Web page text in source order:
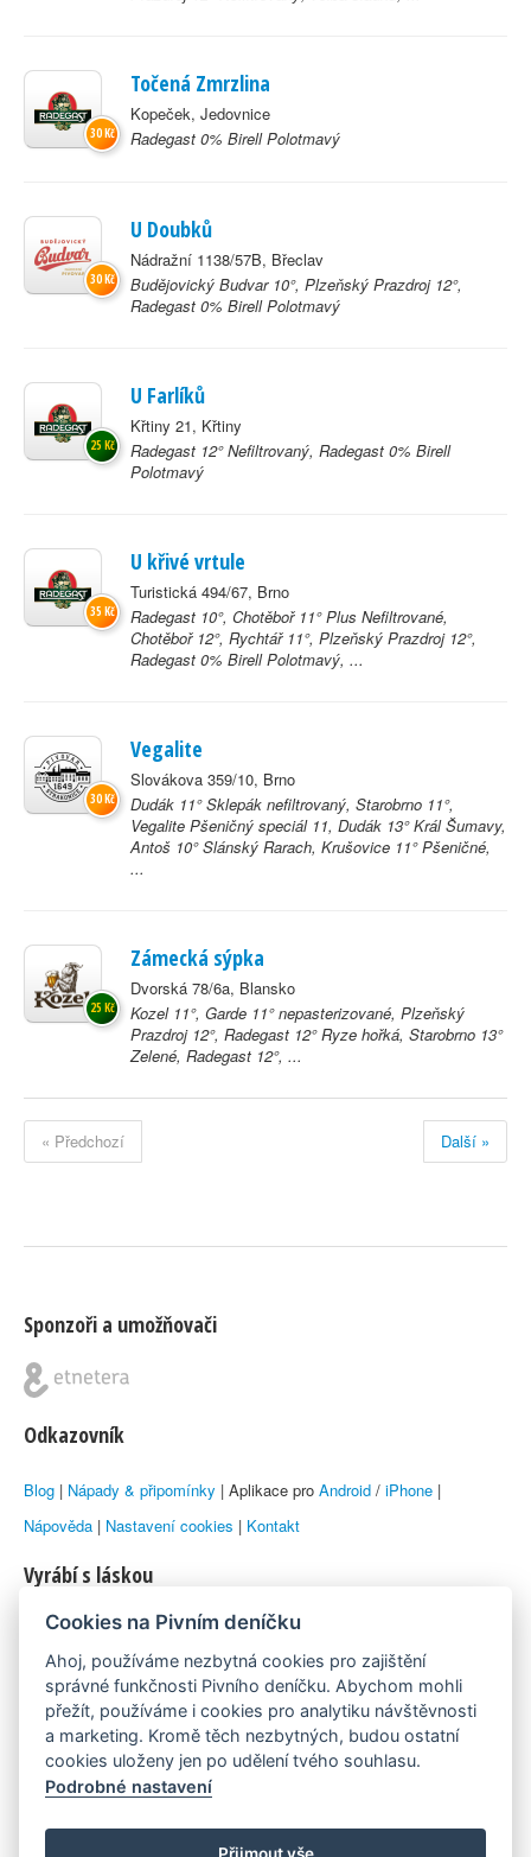
Točená Zmrzlina
Kopeček, Jedovnice
Radegast 0% Birell Polotmavý
30 Kč
U Doubků
Nádražní 1138/57B, Břeclav
Budějovický Budvar 10°, Plzeňský Prazdroj 12°,
Radegast 0% Birell Polotmavý
30 Kč
U Farlíků
Křtiny 21, Křtiny
Radegast 12° Nefiltrovaný, Radegast 0% Birell
Polotmavý
25 Kč
U křivé vrtule
Turistická 494/67, Brno
Radegast 10°, Chotěboř 11° Plus Nefiltrované,
Chotěboř 12°, Rychtář 11°, Plzeňský Prazdroj 12°,
Radegast 0% Birell Polotmavý, ...
35 Kč
Vegalite
Slovákova 359/10, Brno
Dudák 11° Sklepák nefiltrovaný, Starobrno 11°,
Vegalite Pšeničný speciál 11, Dudák 13° Král Šumavy,
Antoš 10° Slánský Rarach, Krušovice 11° Pšeničné,
...
30 Kč
Zámecká sýpka
Dvorská 78/6a, Blansko
Kozel 11°, Garde 11° nepasterizované, Plzeňský
Prazdroj 12°, Radegast 12° Ryze hořká, Starobrno 13°
Zelené, Radegast 12°, ...
25 Kč
« Předchozí Další »
Sponzoři a umožňovači
Odkazovník
Blog | Nápady & připomínky | Aplikace pro Android / iPhone |
Nápověda | Nastavení cookies | Kontakt
Vyrábí s láskou
© 2010–2026 byLukáš Zemanaka Emka
Máme rádi
Pivní.info
Poznámka pod čarou
Pivní deníček je nezávislý zdroj, který není spjat s žádným
Cookies na Pivním deníčku
Ahoj, používáme nezbytná cookies pro zajištění
správné funkčnosti Pivního deníčku. Abychom mohli
přežít, používáme i cookies pro analytiku návštěvnosti
a marketing. Kromě těch nezbytných, budou ostatní
cookies uloženy jen po udělení tvého souhlasu.
Podrobné nastavení